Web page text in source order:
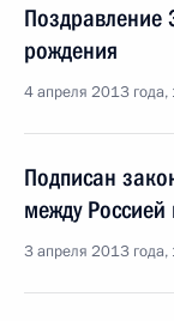
Поздравление
рождения
4 апреля 2013
Подписан
между Россией
3 апреля 2013 года,